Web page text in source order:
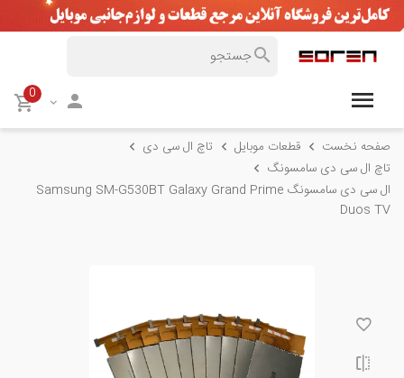
0
صفحه نخست قطعات موبایل
تاچ ال سی دی
تاچ ال سی دی سامسونگ
ال سی دی سامسونگ Samsung SM-G530BT Galaxy Grand Prime
Duos TV